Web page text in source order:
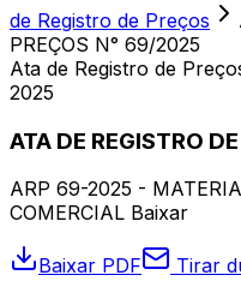
de Registro de Preços
PREÇOS N° 69/2025
Ata de Registro de
2025
ATA DE REGISTRO
ARP 69-2025 -
COMERCIAL Baixar
Baixar PDF Tirar